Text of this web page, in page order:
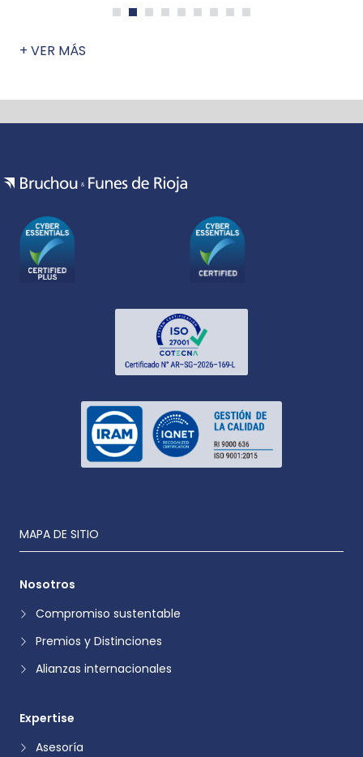
+ VER MÁS
MAPA DE SITIO
Nosotros
Compromiso sustentable
Premios y Distinciones
Alianzas internacionales
Expertise
Asesoría